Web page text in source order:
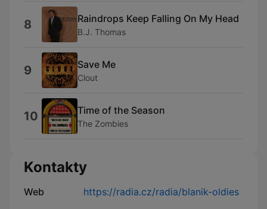
8 Raindrops Keep Falling On My Head
B.J. Thomas
9 Save Me
Clout
10 Time of the Season
The Zombies
Kontakty
Web https://radia.cz/radia/blanik-oldies